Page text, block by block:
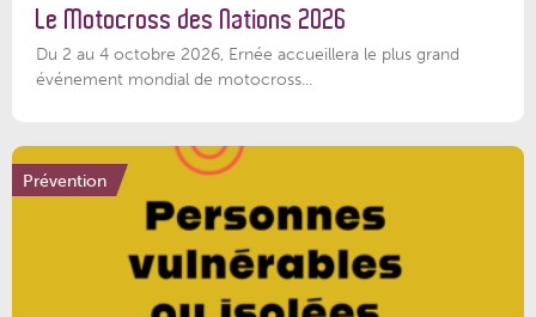
Le Motocross des Nations 2026
Du 2 au 4 octobre 2026, Ernée accueillera le plus grand
événement mondial de motocross...
Prévention